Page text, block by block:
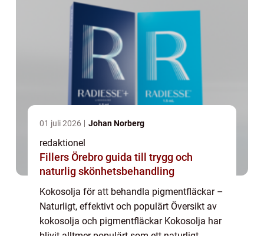
01 juli 2026 Johan Norberg
redaktionel
Fillers Örebro guida till trygg och
naturlig skönhetsbehandling
Kokosolja för att behandla pigmentfläckar –
Naturligt, effektivt och populärt Översikt av
kokosolja och pigmentfläckar Kokosolja har